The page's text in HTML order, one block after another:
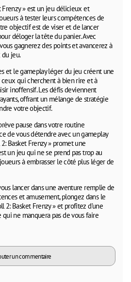
Frenzy » est un jeu délicieux et
à tester leurs compétences de
objectif est de viser et de lancer
déloger la tête du panier. Avec
gagnerez des points et avancerez à
jeu.
et le gameplay léger du jeu créent une
qui cherchent à bien rire et à
inoffensif. Les défis deviennent
offrant un mélange de stratégie
votre objectif.
pause dans votre routine
de vous détendre avec un gameplay
Basket Frenzy » promet une
un jeu qui ne se prend pas trop au
à embrasser le côté plus léger de
lancer dans une aventure remplie de
et amusement, plongez dans le
2: Basket Frenzy » et profitez d’une
ne manquera pas de vous faire
un commentaire